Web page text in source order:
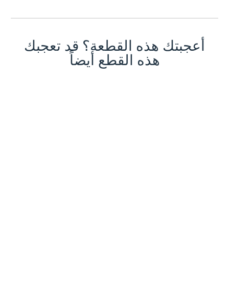
أعجبتك هذه القطعة؟ قد تعجبك
هذه القطع أيضاً